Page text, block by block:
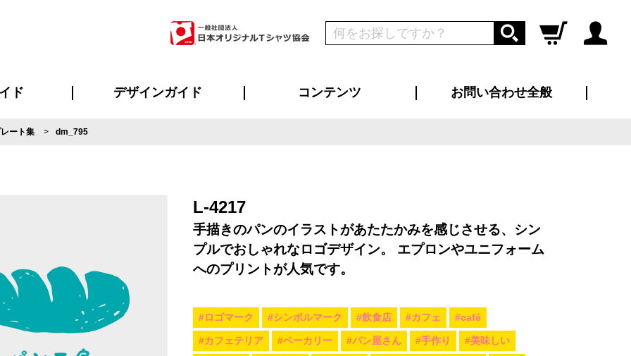
ログイン
ド
へ
ついて
ージ
について
ついて
リット
問
デザインガイド コンテンツ お問い合わせ全般
ート集 dm_795
L-4217
手描きのパンのイラストがあたたかみを感じさせる、シン
プルでおしゃれなロゴデザイン。 エプロンやユニフォーム
へのプリントが人気です。
#ロゴマーク #シンボルマーク #飲食店 #カフェ #café
#カフェテリア #ベーカリー #パン屋さん #手作り #美味しい